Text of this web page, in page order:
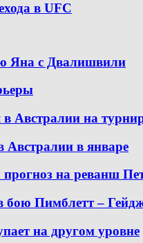
в UFC
Яна с Двалишвили
Австралии на
Австралии в январе
прогноз на реванш
бою Пимблетт –
на другом уровне